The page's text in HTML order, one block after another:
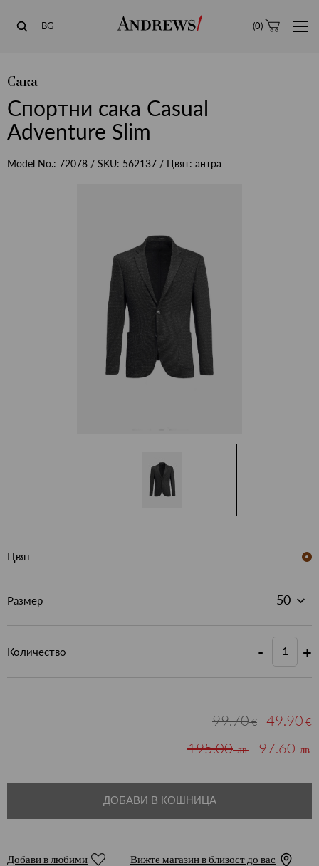
Andrews
BG (0)
Сака
Спортни сака Casual
Adventure Slim
Model No.: 72078 / SKU: 562137 / Цвят: антра
Цвят
Размер
Количество - +
99.70€ 49.90 €
195.00лв. 97.60 лв.
ДОБАВИ В КОШНИЦА
Добави в любими Вижте магазин в близост до вас